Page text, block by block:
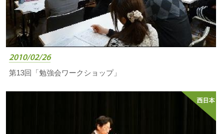
2010/02/26
第13回「勉強会ワークショップ」